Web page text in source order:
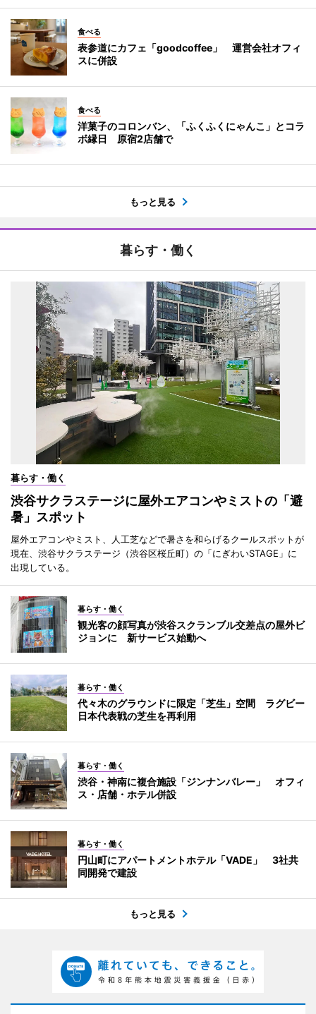
食べる
表参道にカフェ「goodcoffee」 運営会社オフィ
スに併設
食べる
洋菓子のコロンバン、「ふくふくにゃんこ」とコラ
ボ縁日 原宿2店舗で
もっと見る
暮らす・働く
暮らす・働く
渋谷サクラステージに屋外エアコンやミストの「避
暑」スポット
屋外エアコンやミスト、人工芝などで暑さを和らげるクールスポットが
現在、渋谷サクラステージ（渋谷区桜丘町）の「にぎわいSTAGE」に
出現している。
暮らす・働く
観光客の顔写真が渋谷スクランブル交差点の屋外ビ
ジョンに 新サービス始動へ
暮らす・働く
代々木のグラウンドに限定「芝生」空間 ラグビー
日本代表戦の芝生を再利用
暮らす・働く
渋谷・神南に複合施設「ジンナンバレー」 オフィ
ス・店舗・ホテル併設
暮らす・働く
円山町にアパートメントホテル「VADE」 3社共
同開発で建設
もっと見る